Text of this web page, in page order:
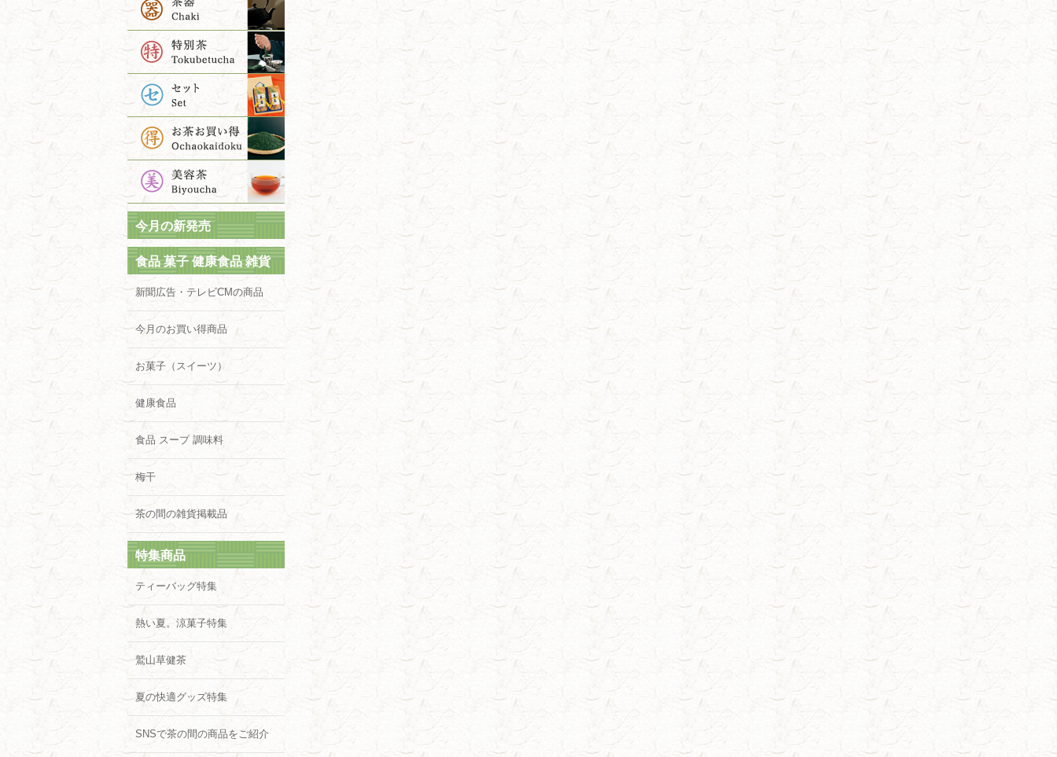
今月の新発売
食品 菓子 健康食品 雑貨
新聞広告・テレビCMの商品
今月のお買い得商品
お菓子（スイーツ）
健康食品
食品 スープ 調味料
梅干
茶の間の雑貨掲載品
特集商品
ティーバッグ特集
熱い夏。涼菓子特集
鷲山草健茶
夏の快適グッズ特集
SNSで茶の間の商品をご紹介